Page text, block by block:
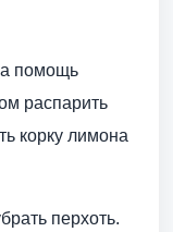
помощь
распарить
корку лимона
перхоть.